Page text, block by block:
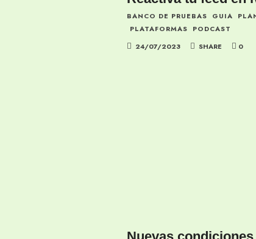
BANCO DE PRUEBAS GUIA
PLATAFORMAS
PODCAST
24/07/2023
SHARE 0